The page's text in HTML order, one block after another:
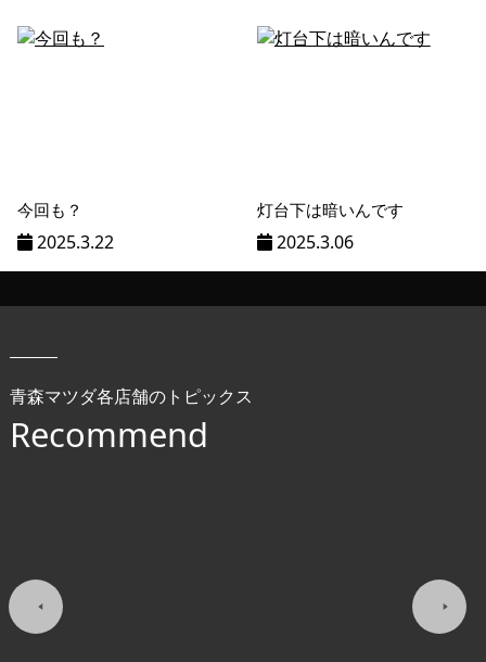
今回も？
2025.3.22
灯台下は暗いんです
2025.3.06
青森マツダ各店舗のトピックス